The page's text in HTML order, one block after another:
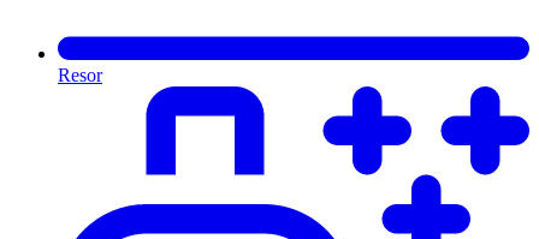
Resor